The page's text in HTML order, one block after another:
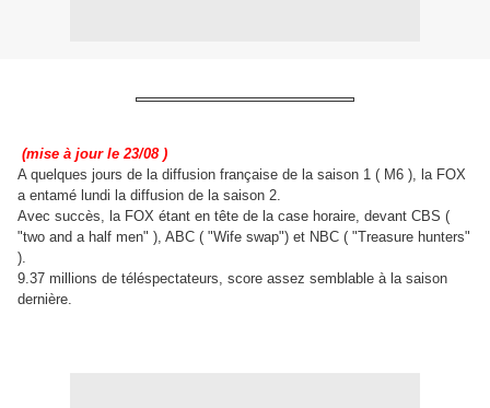
(mise à jour le 23/08 )
A quelques jours de la diffusion française de la saison 1 ( M6 ), la FOX
a entamé lundi la diffusion de la saison 2.
Avec succès, la FOX étant en tête de la case horaire, devant CBS (
"two and a half men" ), ABC ( "Wife swap") et NBC ( "Treasure hunters"
).
9.37 millions de téléspectateurs, score assez semblable à la saison
dernière.